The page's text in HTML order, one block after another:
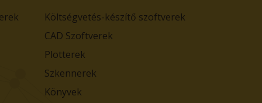
Költségvetés-készítő szoftverek
CAD Szoftverek
Plotterek
Szkennerek
Könyvek